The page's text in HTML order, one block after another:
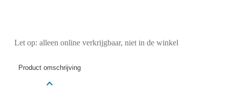
Let op: alleen online verkrijgbaar, niet in de winkel
Product omschrijving